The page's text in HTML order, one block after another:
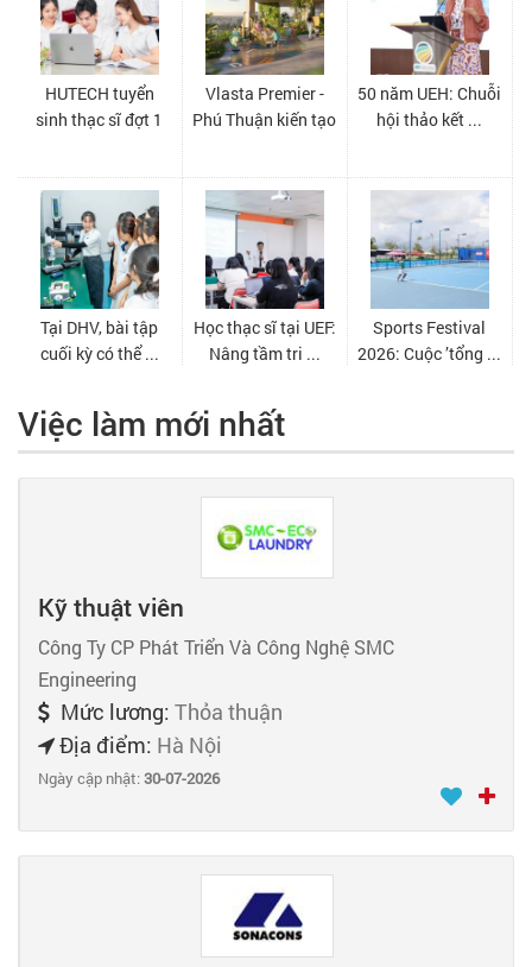
Việc làm mới nhất
Kỹ thuật viên
Công Ty CP Phát Triển Và Công Nghệ SMC
Engineering
Mức lương: Thỏa thuận
Địa điểm: Hà Nội
Ngày cập nhật:30-07-2026